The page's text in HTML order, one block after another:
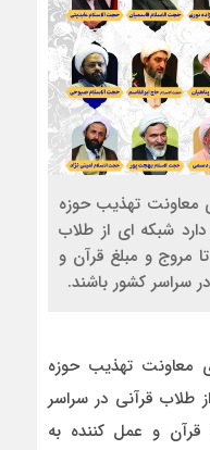
معاونت تهذیب حوزه
شبکه ای از طلاب
مروج و مبلغ قرآن و
سراسر کشور باشند.
معاونت تهذیب حوزه
طلاب قرآنی در سراسر
و عمل کننده به